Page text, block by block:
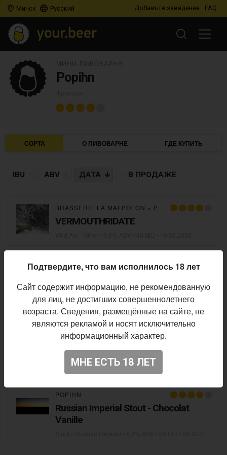
Минск Русский Добавьте заведение FAQ
Popihn
СОРТА О ПИВОВАРНЕ ГДЕ КУПИТЬ
IBU ABV ДАТА В ПРОДАЖЕ
BRASSERIE LA MALPOLON × POPIHN ×NANO
VERMOUTHRIDATE
POPIHN
Mois
Barleywine - Other• 6,8% ABV •21.11.2024
POPIHN
DIPA Amarillo Mosaic Cryo
IPA - Imperial / Double New England / Hazy
POPIHN
Russian Imperial Stout - Chocolat
Vanille
Подтвердите, что вам исполнилось 18 лет
Сайт содержит информацию, не рекомендованную
для лиц, не достигших совершеннолетнего
возраста. Сведения, размещённые на сайте, не
являются рекламой и носят исключительно
информационный характер.
МНЕ ЕСТЬ 18 ЛЕТ